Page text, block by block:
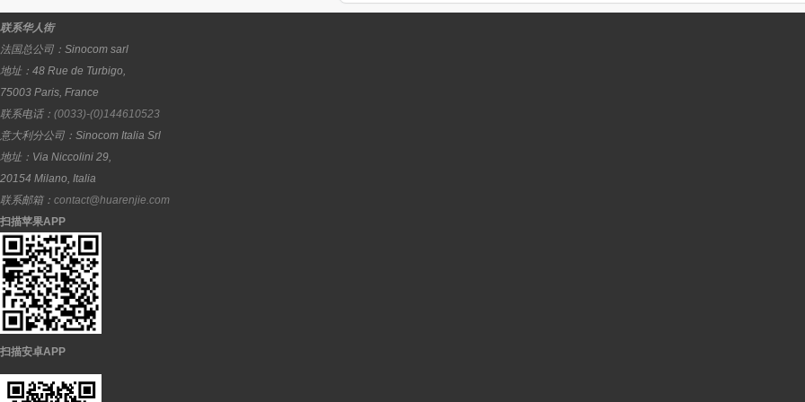
联系华人街
法国总公司： Sinocom sarl
地址： 48 Rue de Turbigo,
75003 Paris, France
联系电话： (0033)-(0)144610523
意大利分公司： Sinocom Italia Srl
地址： Via Niccolini 29,
20154 Milano, Italia
联系邮箱： contact@huarenjie.com
扫描苹果APP
扫描安卓APP